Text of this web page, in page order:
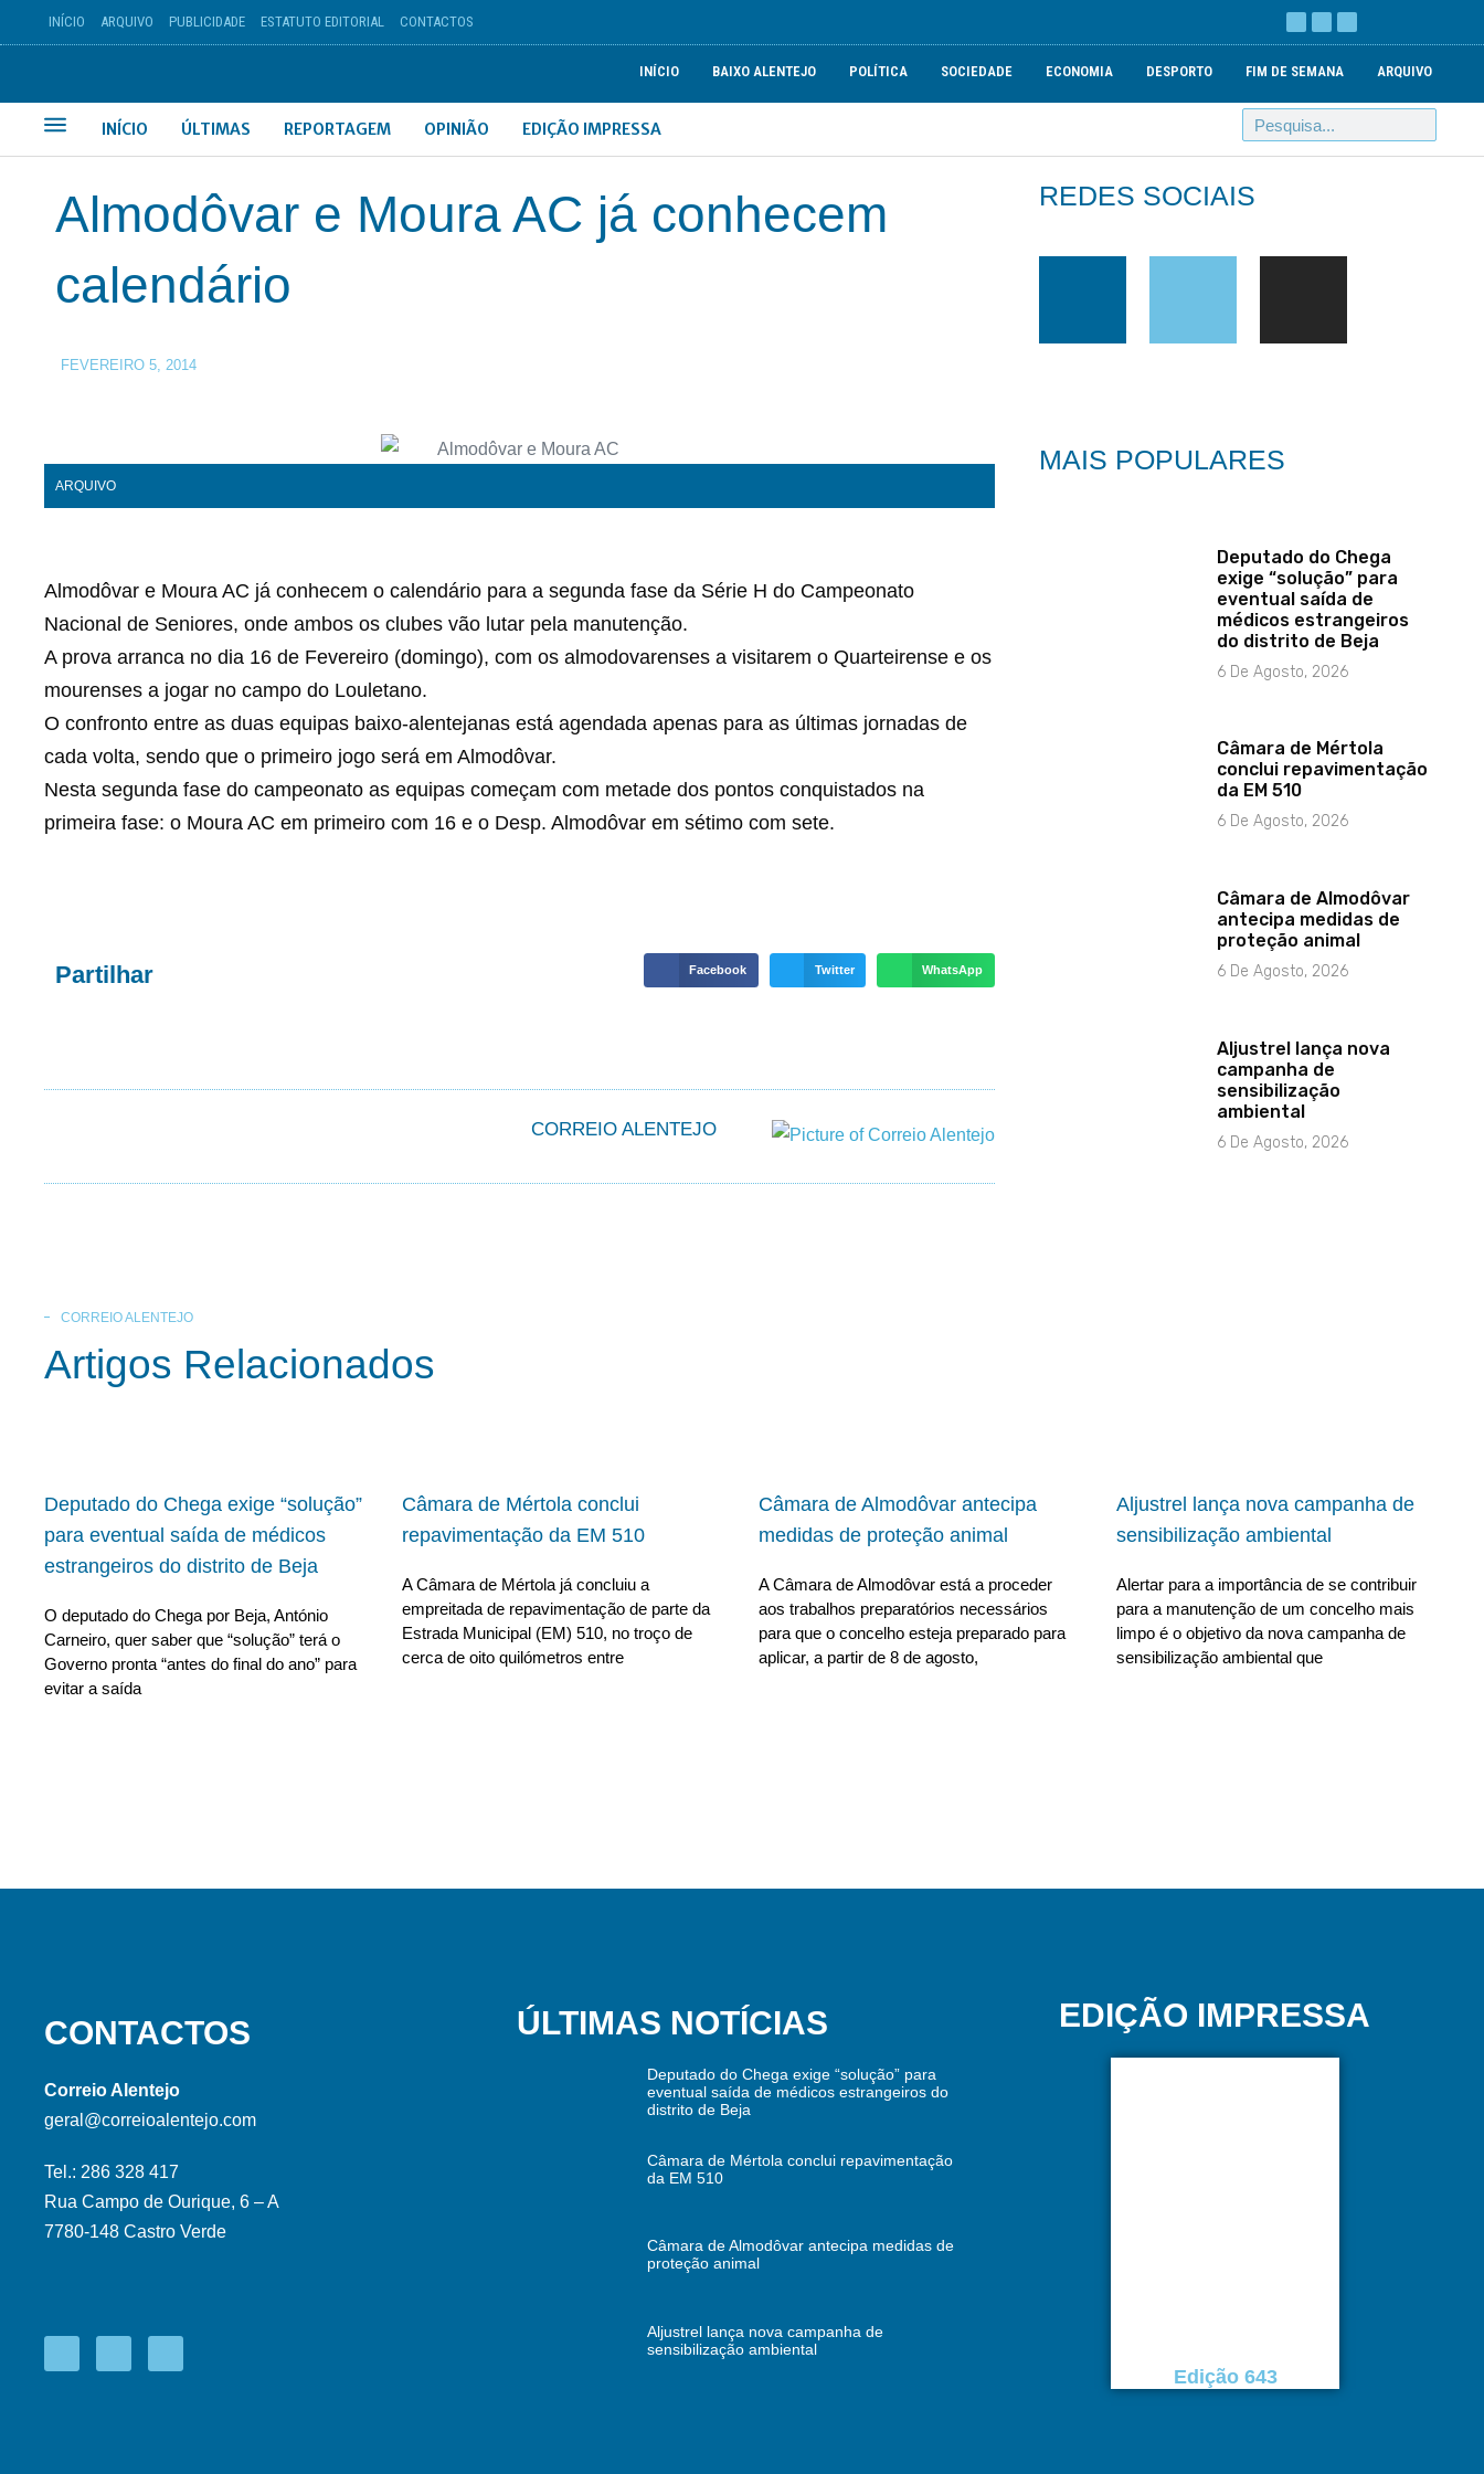
INÍCIO ARQUIVO PUBLICIDADE ESTATUTO EDITORIAL CONTACTOS
INÍCIO BAIXO ALENTEJO POLÍTICA SOCIEDADE ECONOMIA DESPORTO FIM DE SEMANA ARQUIVO
INÍCIO ÚLTIMAS REPORTAGEM OPINIÃO EDIÇÃO IMPRESSA
Almodôvar e Moura AC já conhecem
calendário
FEVEREIRO 5, 2014
ARQUIVO
Almodôvar e Moura AC já conhecem o calendário para a segunda fase da Série H do Campeonato
Nacional de Seniores, onde ambos os clubes vão lutar pela manutenção.
A prova arranca no dia 16 de Fevereiro (domingo), com os almodovarenses a visitarem o Quarteirense e os
mourenses a jogar no campo do Louletano.
O confronto entre as duas equipas baixo-alentejanas está agendada apenas para as últimas jornadas de
cada volta, sendo que o primeiro jogo será em Almodôvar.
Nesta segunda fase do campeonato as equipas começam com metade dos pontos conquistados na
primeira fase: o Moura AC em primeiro com 16 e o Desp. Almodôvar em sétimo com sete.
Partilhar Facebook Twitter WhatsApp
CORREIO ALENTEJO
REDES SOCIAIS
MAIS POPULARES
Deputado do Chega
exige “solução” para
eventual saída de
médicos estrangeiros
do distrito de Beja
6 De Agosto, 2026
Câmara de Mértola
conclui repavimentação
da EM 510
6 De Agosto, 2026
Câmara de Almodôvar
antecipa medidas de
proteção animal
6 De Agosto, 2026
Aljustrel lança nova
campanha de
sensibilização
ambiental
6 De Agosto, 2026
CORREIO ALENTEJO
Artigos Relacionados
Deputado do Chega exige “solução”
para eventual saída de médicos
estrangeiros do distrito de Beja
O deputado do Chega por Beja, António
Carneiro, quer saber que “solução” terá o
Governo pronta “antes do final do ano” para
evitar a saída
Câmara de Mértola conclui
repavimentação da EM 510
A Câmara de Mértola já concluiu a
empreitada de repavimentação de parte da
Estrada Municipal (EM) 510, no troço de
cerca de oito quilómetros entre
Câmara de Almodôvar antecipa
medidas de proteção animal
A Câmara de Almodôvar está a proceder
aos trabalhos preparatórios necessários
para que o concelho esteja preparado para
aplicar, a partir de 8 de agosto,
Aljustrel lança nova campanha de
sensibilização ambiental
Alertar para a importância de se contribuir
para a manutenção de um concelho mais
limpo é o objetivo da nova campanha de
sensibilização ambiental que
CONTACTOS
Correio Alentejo
geral@correioalentejo.com
Tel.: 286 328 417
Rua Campo de Ourique, 6 – A
7780-148 Castro Verde
ÚLTIMAS NOTÍCIAS
Deputado do Chega exige “solução” para
eventual saída de médicos estrangeiros do
distrito de Beja
Câmara de Mértola conclui repavimentação
da EM 510
Câmara de Almodôvar antecipa medidas de
proteção animal
Aljustrel lança nova campanha de
sensibilização ambiental
EDIÇÃO IMPRESSA
Edição 643